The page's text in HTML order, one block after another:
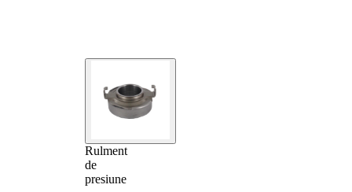
Rulment
de
presiune